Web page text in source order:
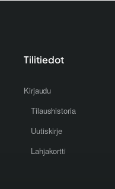
Tilitiedot
Kirjaudu
Tilaushistoria
Uutiskirje
Lahjakortti